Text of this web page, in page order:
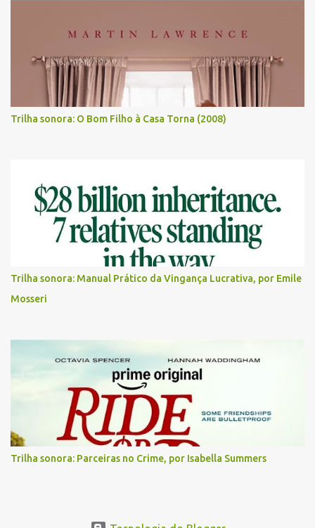
Trilha sonora: O Bom Filho à Casa Torna (2008)
Trilha sonora: Manual Prático da Vingança Lucrativa, por Emile
Mosseri
Trilha sonora: Parceiras no Crime, por Isabella Summers